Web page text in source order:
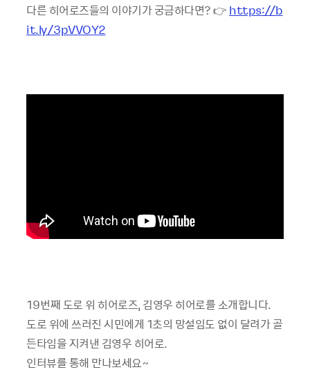
다른 히어로즈들의 이야기가 궁금하다면? 👉 https://b
it.ly/3pVVOY2
19번째 도로 위 히어로즈, 김영우 히어로를 소개합니다.
도로 위에 쓰러진 시민에게 1초의 망설임도 없이 달려가 골
든타임을 지켜낸 김영우 히어로.
인터뷰를 통해 만나보세요~